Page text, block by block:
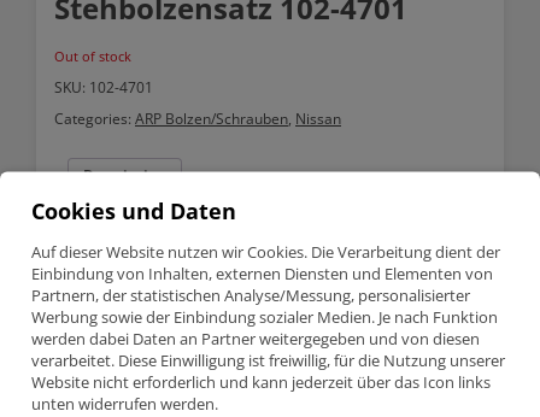
Out of stock
SKU: 102-4701
Categories: ARP Bolzen/Schrauben, Nissan
Description
Description
Nissan 200SX 2.0 SR20DET ARP Zylinderkopf Stehbolzensatz
102-4701
Teilenummer 102-4701
ARP Zylinderkopf Stehbolzensatz
Cookies und Daten
Auf dieser Website nutzen wir Cookies. Die Verarbeitung dient der
Einbindung von Inhalten, externen Diensten und Elementen von
Partnern, der statistischen Analyse/Messung, personalisierter
Werbung sowie der Einbindung sozialer Medien. Je nach Funktion
werden dabei Daten an Partner weitergegeben und von diesen
verarbeitet. Diese Einwilligung ist freiwillig, für die Nutzung unserer
Website nicht erforderlich und kann jederzeit über das Icon links
unten widerrufen werden.